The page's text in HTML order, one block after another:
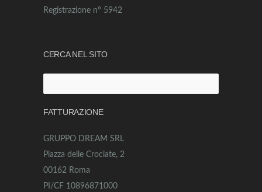
Registrazione n° 5942
CERCA NEL SITO
per:
FATTURAZIONE
GRUPPO DREAM SRL
Piazza delle Crociate, 2
00162 Roma
PI/CF 10896871000